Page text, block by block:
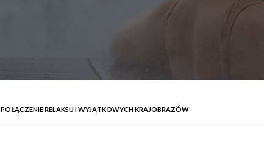
RELAKSU I WYJĄTKOWYCH KRAJOBRAZÓW